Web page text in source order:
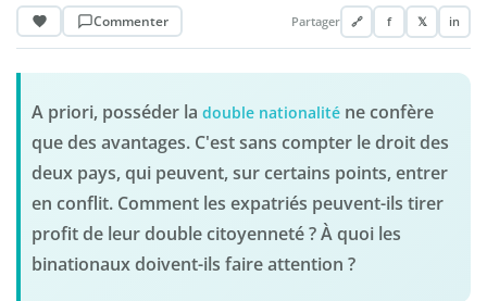
Commenter Partager 🔗 f 𝕏 in
A priori, posséder la double nationaliténe confère
que des avantages. C'est sans compter le droit des
deux pays, qui peuvent, sur certains points, entrer
en conflit. Comment les expatriés peuvent-ils tirer
profit de leur double citoyenneté ? À quoi les
binationaux doivent-ils faire attention ?